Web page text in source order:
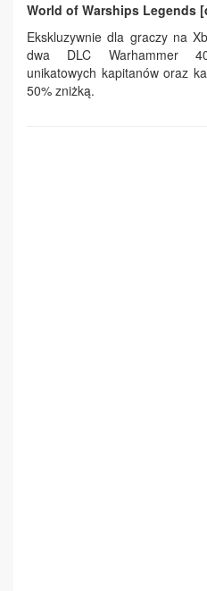
World of Warships Legends
Ekskluzywnie dla graczy na
dwa DLC Warhammer
unikatowych kapitanów oraz
50% zniżką.